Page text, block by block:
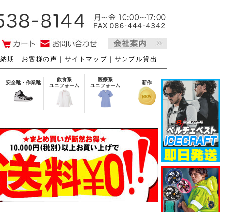
納期 ｜ お客様の声 ｜ サイトマップ ｜ サンプル貸出
安全靴・作業靴
飲食系
ユニフォーム
医療系
ユニフォーム
新作